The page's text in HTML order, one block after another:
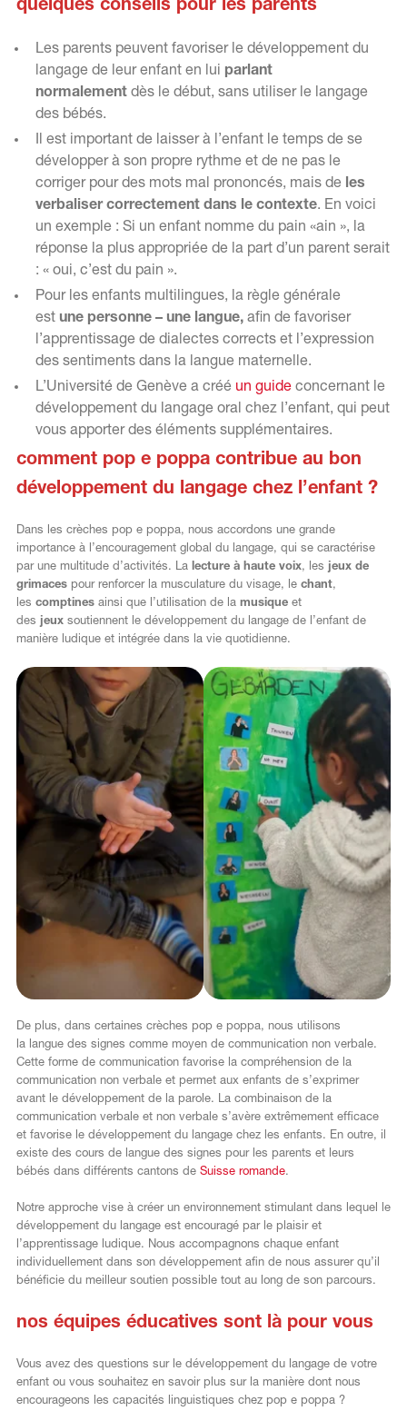
quelques conseils pour les parents
Les parents peuvent favoriser le développement du
langage de leur enfant en lui parlant
normalement dès le début, sans utiliser le langage
des bébés.
Il est important de laisser à l’enfant le temps de se
développer à son propre rythme et de ne pas le
corriger pour des mots mal prononcés, mais de les
verbaliser correctement dans le contexte. En voici
un exemple : Si un enfant nomme du pain «ain », la
réponse la plus appropriée de la part d’un parent serait
: « oui, c’est du pain ».
Pour les enfants multilingues, la règle générale
est une personne – une langue,afin de favoriser
l’apprentissage de dialectes corrects et l’expression
des sentiments dans la langue maternelle.
L’Université de Genève a créé un guideconcernant le
développement du langage oral chez l’enfant, qui peut
vous apporter des éléments supplémentaires.
comment pop e poppa contribue au bon
développement du langage chez l’enfant ?
Dans les crèches pop e poppa, nous accordons une grande
importance à l’encouragement global du langage, qui se caractérise
par une multitude d’activités. La lecture à haute voix, les jeux de
grimacespour renforcer la musculature du visage, le chant,
les comptinesainsi que l’utilisation de la musiqueet
des jeuxsoutiennent le développement du langage de l’enfant de
manière ludique et intégrée dans la vie quotidienne.
De plus, dans certaines crèches pop e poppa, nous utilisons
la langue des signes comme moyen de communication non verbale.
Cette forme de communication favorise la compréhension de la
communication non verbale et permet aux enfants de s’exprimer
avant le développement de la parole. La combinaison de la
communication verbale et non verbale s’avère extrêmement efficace
et favorise le développement du langage chez les enfants. En outre, il
existe des cours de langue des signes pour les parents et leurs
bébés dans différents cantons de Suisse romande.
Notre approche vise à créer un environnement stimulant dans lequel le
développement du langage est encouragé par le plaisir et
l’apprentissage ludique. Nous accompagnons chaque enfant
individuellement dans son développement afin de nous assurer qu’il
bénéficie du meilleur soutien possible tout au long de son parcours.
nos équipes éducatives sont là pour vous
Vous avez des questions sur le développement du langage de votre
enfant ou vous souhaitez en savoir plus sur la manière dont nous
encourageons les capacités linguistiques chez pop e poppa ?